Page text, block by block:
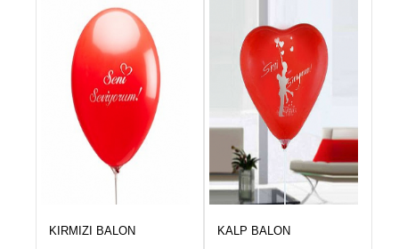
KIRMIZI BALON KALP BALON